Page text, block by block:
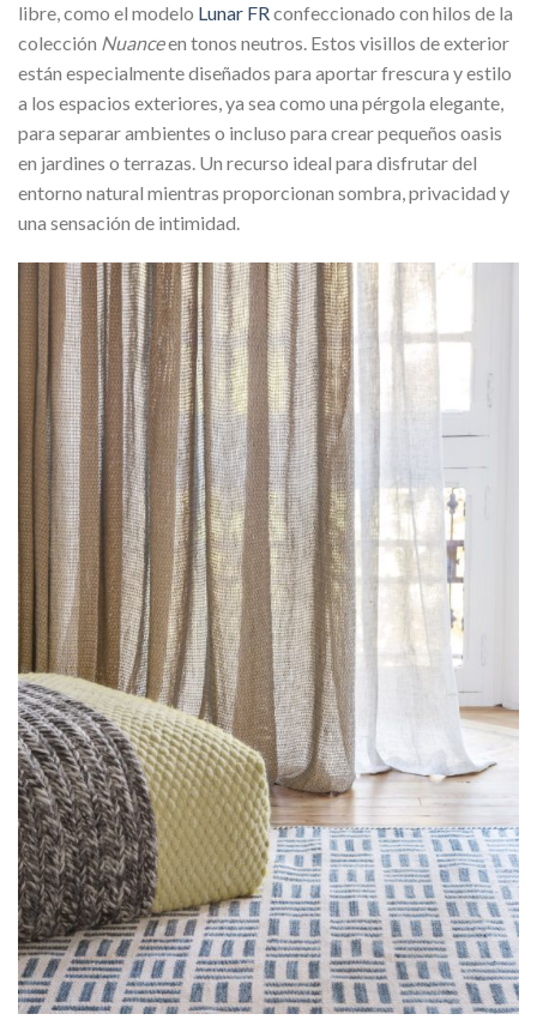
libre, como el modelo Lunar FRconfeccionado con hilos de la
colección Nuanceen tonos neutros. Estos visillos de exterior
están especialmente diseñados para aportar frescura y estilo
a los espacios exteriores, ya sea como una pérgola elegante,
para separar ambientes o incluso para crear pequeños oasis
en jardines o terrazas. Un recurso ideal para disfrutar del
entorno natural mientras proporcionan sombra, privacidad y
una sensación de intimidad.